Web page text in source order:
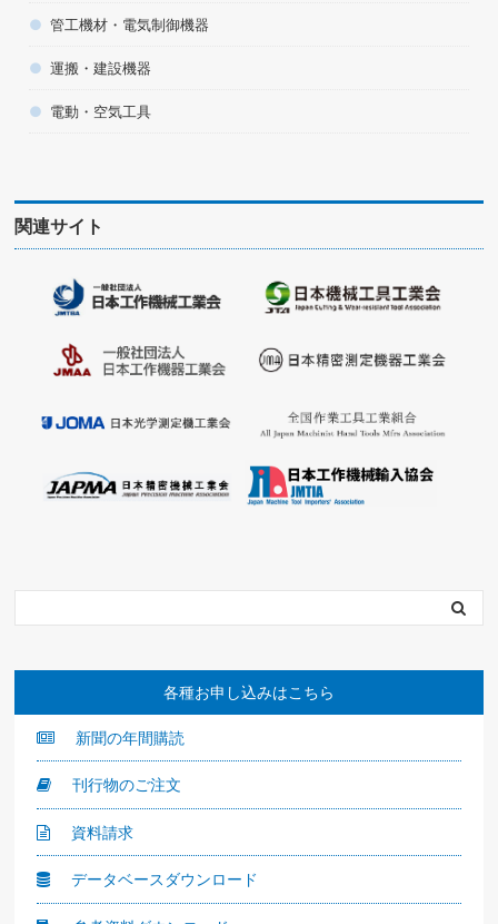
管工機材・電気制御機器
運搬・建設機器
電動・空気工具
関連サイト
各種お申し込みはこちら
新聞の年間購読
刊行物のご注文
資料請求
データベースダウンロード